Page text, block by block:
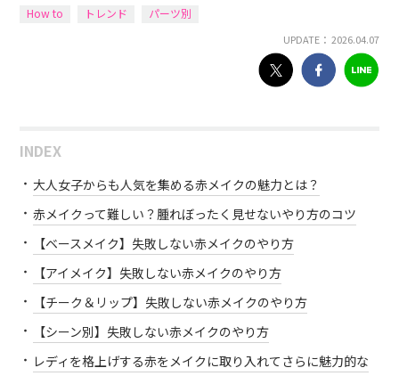
How to
トレンド パーツ別
UPDATE： 2026.04.07
INDEX
大人女子からも人気を集める赤メイクの魅力とは？
赤メイクって難しい？腫れぼったく見せないやり方のコツ
【ベースメイク】失敗しない赤メイクのやり方
【アイメイク】失敗しない赤メイクのやり方
【チーク＆リップ】失敗しない赤メイクのやり方
【シーン別】失敗しない赤メイクのやり方
レディを格上げする赤をメイクに取り入れてさらに魅力的な